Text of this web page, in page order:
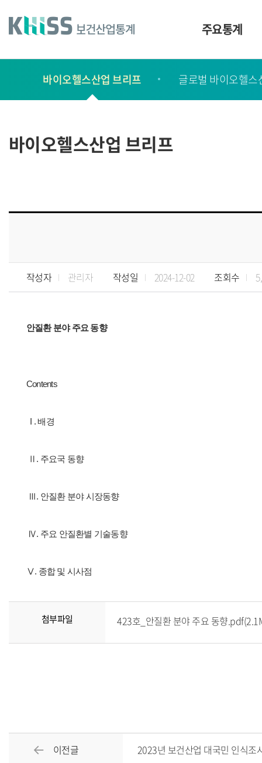
건
주요통계
서
간
행
바이오헬스산업 브리프 글로벌 바이오헬스
바이오헬스산업 브리프
작성자 관리자 작성일 2024-12-02 조회수
안질환 분야 주요 동향
Contents
I . 배경
Ⅱ. 주요국 동향
Ⅲ. 안질환 분야 시장동향
Ⅳ. 주요 안질환별 기술동향
Ⅴ. 종합 및 시사점
첨부파일 423호_안질환 분야 주요 동향
이전글 2023년 보건산업 대국민 인식조